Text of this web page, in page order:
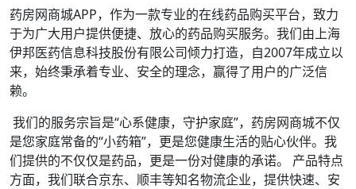
药房网商城APP，作为一款专业的在线药品购买平台，致力
于为广大用户提供便捷、放心的药品购买服务。我们由上海
伊邦医药信息科技股份有限公司倾力打造，自2007年成立以
来，始终秉承着专业、安全的理念，赢得了用户的广泛信
赖。
我们的服务宗旨是“心系健康，守护家庭”，药房网商城不仅
是您家庭常备的“小药箱”，更是您健康生活的贴心伙伴。我
们提供的不仅仅是药品，更是一份对健康的承诺。 产品特点
方面，我们联合京东、顺丰等知名物流企业，提供快速、安